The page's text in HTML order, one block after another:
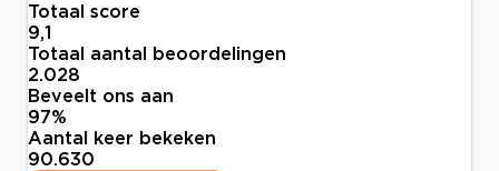
Totaal score
9,1
Totaal aantal beoordelingen
2.028
Beveelt ons aan
97%
Aantal keer bekeken
90.630